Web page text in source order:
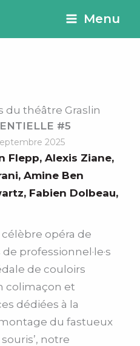
Menu
du théâtre Graslin
#5
2025
Flepp, Alexis Ziane,
, Amine Ben
, Fabien Dolbeau,
opéra de
professionnel·le·s
de couloirs
colimaçon et
dédiées à la
du fastueux
notre